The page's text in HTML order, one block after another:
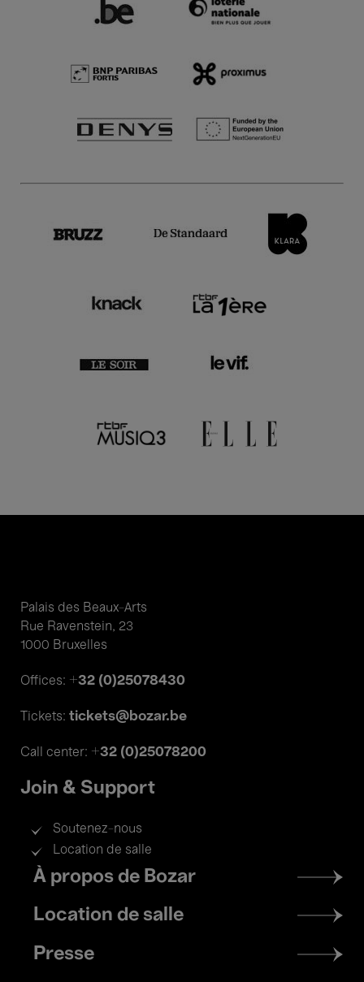
Palais des Beaux-Arts
Rue Ravenstein, 23
1000 Bruxelles
Offices: +32 (0)25078430
Tickets: tickets@bozar.be
Call center: +32 (0)25078200
Join & Support
Soutenez-nous
Location de salle
Footer
menu
À propos de Bozar
Location de salle
Presse